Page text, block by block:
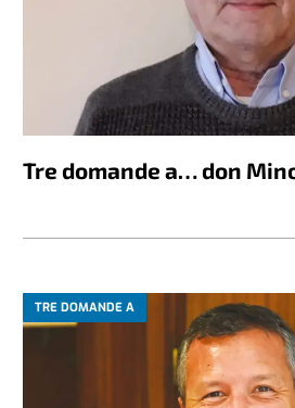
Tre domande a… don
TRE DOMANDE A